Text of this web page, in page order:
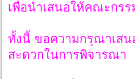
เพื่อนำเสนอให้คณะก
ทั้งนี้ ขอความกรุณาเสน
สะดวกในการพิจารณา